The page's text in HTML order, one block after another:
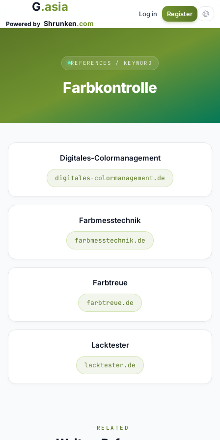
G.asia
Powered by Shrunken.com
Log in Register
REFERENCES / KEYWORD
Farbkontrolle
Digitales-Colormanagement
digitales-colormanagement.de
Farbmesstechnik
farbmesstechnik.de
Farbtreue
farbtreue.de
Lacktester
lacktester.de
RELATED